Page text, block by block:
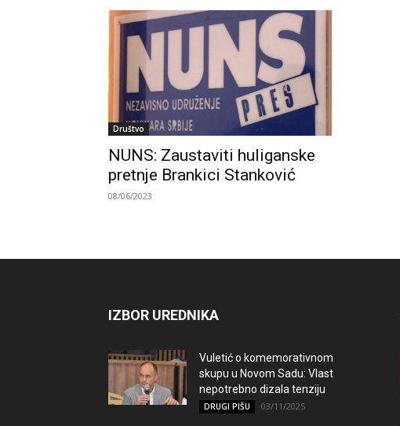
Društvo
NUNS: Zaustaviti huliganske
pretnje Brankici Stanković
08/06/2023
IZBOR UREDNIKA
Vuletić o komemorativnom
skupu u Novom Sadu: Vlast
nepotrebno dizala tenziju
DRUGI PIŠU 03/11/2025